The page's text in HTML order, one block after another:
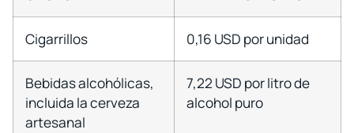
Cigarrillos 0,16 USD por unidad
Bebidas alcohólicas,
incluida la cerveza
artesanal
7,22 USD por litro de
alcohol puro